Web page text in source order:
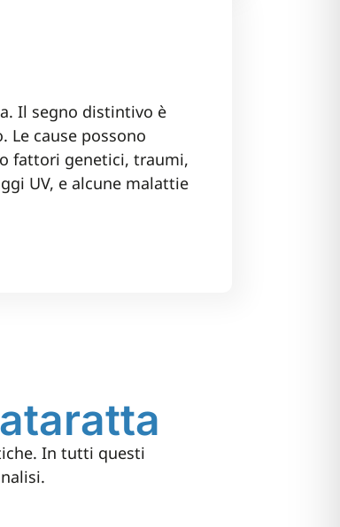
Il segno distintivo è
Le cause possono
fattori genetici, traumi,
UV, e alcune malattie
In tutti questi